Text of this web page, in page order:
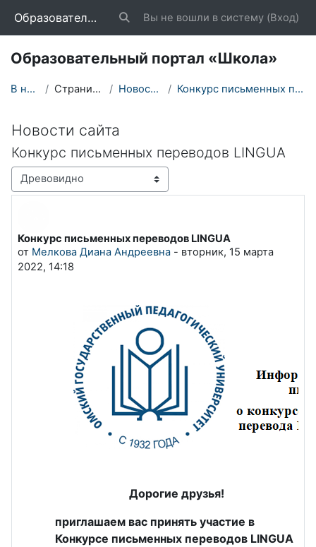
Образовательный портал «Школа» Изменить данные поисковой строки
Вы не вошли в систему (Вход)
Образовательный портал «Школа»
В начало Страницы сайта Новости сайта Конкурс письменных переводов LINGUA
Новости сайта
Конкурс письменных переводов LINGUA
Режим отображения
Конкурс письменных переводов LINGUA
от Мелкова Диана Андреевна - вторник, 15 марта
2022, 14:18
Количество ответов: 0
Дорогие друзья!
приглашаем вас принять участие в
Конкурсе письменных переводов LINGUA